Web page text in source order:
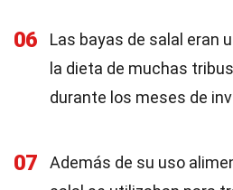
06
Las bayas de salal eran
la dieta de muchas
durante los meses de
07
Además de su uso